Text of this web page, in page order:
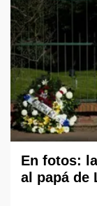
En fotos:
al papá de